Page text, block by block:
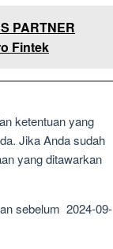
PARTNER
Fintek
ketentuan yang
Jika Anda sudah
yang ditawarkan
sebelum 2024-09-